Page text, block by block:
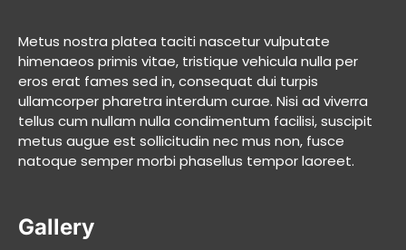
Metus nostra platea taciti nascetur vulputate
himenaeos primis vitae, tristique vehicula nulla per
eros erat fames sed in, consequat dui turpis
ullamcorper pharetra interdum curae. Nisi ad viverra
tellus cum nullam nulla condimentum facilisi, suscipit
metus augue est sollicitudin nec mus non, fusce
natoque semper morbi phasellus tempor laoreet.
Gallery